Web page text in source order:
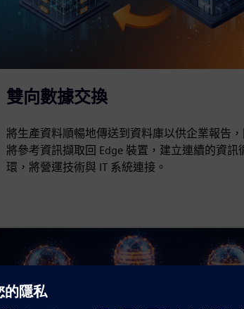
雙向數據交換
將生產資料順暢地傳送到資料庫以供企業報告
將參考資訊擷取回 Edge 裝置，建立連續的資訊
環，將營運技術與 IT 系統連接。